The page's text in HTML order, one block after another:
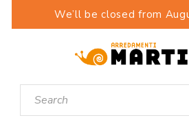
We’ll be closed from